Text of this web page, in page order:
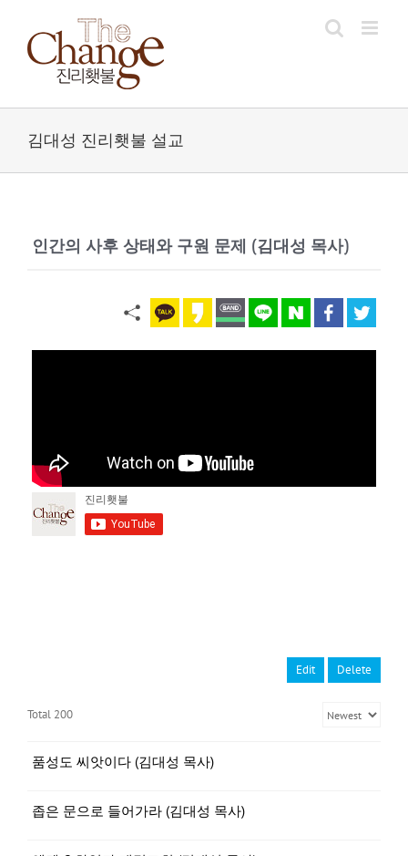
content
김대성 진리횃불 설교
인간의 사후 상태와 구원 문제 (김대성 목사)
Edit Delete
Total 200
품성도 씨앗이다 (김대성 목사)
좁은 문으로 들어가라 (김대성 목사)